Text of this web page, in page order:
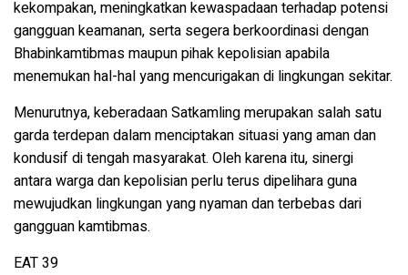
kekompakan, meningkatkan kewaspadaan terhadap potensi
gangguan keamanan, serta segera berkoordinasi dengan
Bhabinkamtibmas maupun pihak kepolisian apabila
menemukan hal-hal yang mencurigakan di lingkungan sekitar.
Menurutnya, keberadaan Satkamling merupakan salah satu
garda terdepan dalam menciptakan situasi yang aman dan
kondusif di tengah masyarakat. Oleh karena itu, sinergi
antara warga dan kepolisian perlu terus dipelihara guna
mewujudkan lingkungan yang nyaman dan terbebas dari
gangguan kamtibmas.
EAT 39